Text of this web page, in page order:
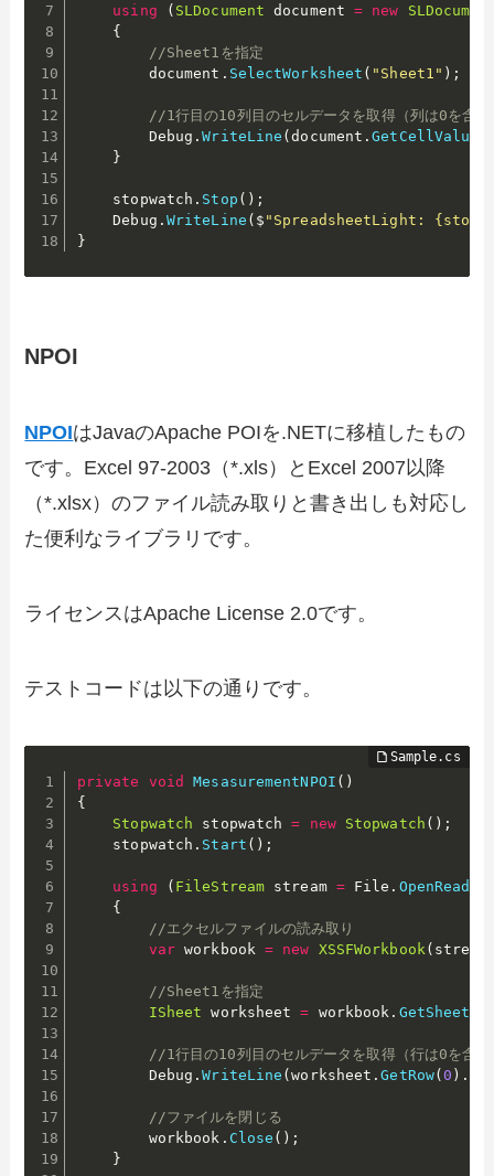
using
( SLDocument document = new
{
//Sheet1を指定
        document
. SelectWorksheet ( "Sheet1" ) ;
//1行目の10列目のセルデータを取得（列は0を含ま
        Debug
.WriteLine (document .
}
    stopwatch
. Stop ( ) ;
    Debug
. WriteLine ( $ "SpreadsheetLight:
}
NPOI
NPOIはJavaのApache POIを.NETに移植したもの
です。Excel 97-2003（*.xls）とExcel 2007以降
（*.xlsx）のファイル読み取りと書き出しも対応し
た便利なライブラリです。
ライセンスはApache License 2.0です。
テストコードは以下の通りです。
private void MesasurementNPOI ( )
{
Stopwatch stopwatch = new Stopwatch ( ) ;
    stopwatch
. Start ( ) ;
using ( FileStream stream = File . OpenRead
{
//エクセルファイルの読み取り
var workbook = new XSSFWorkbook ( stream
//Sheet1を指定
ISheet worksheet = workbook . GetSheet
//1行目の10列目のセルデータを取得（行は0を含
        Debug
.WriteLine (worksheet .GetRow(0 ) .
//ファイルを閉じる
        workbook
. Close ( ) ;
}